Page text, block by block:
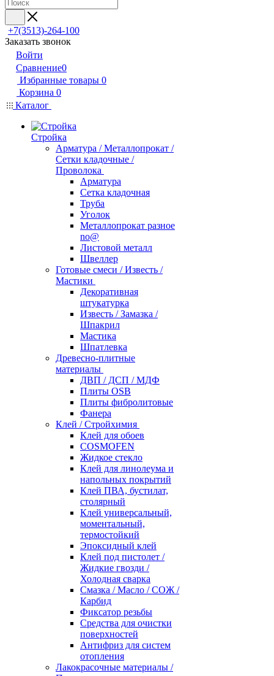
+7(3513)-264-100
Заказать звонок
Войти
Сравнение0
Избранные товары 0
Корзина 0
Каталог
Стройка
Арматура / Металлопрокат /
Сетки кладочные /
Проволока
Арматура
Сетка кладочная
Труба
Уголок
Металлопрокат разное
no@
Листовой металл
Швеллер
Готовые смеси / Известь /
Мастики
Декоративная
штукатурка
Известь / Замазка /
Шпакрил
Мастика
Шпатлевка
Древесно-плитные
материалы
ДВП / ДСП / МДФ
Плиты OSB
Плиты фибролитовые
Фанера
Клей / Стройхимия
Клей для обоев
COSMOFEN
Жидкое стекло
Клей для линолеума и
напольных покрытий
Клей ПВА, бустилат,
столярный
Клей универсальный,
моментальный,
термостойкий
Эпоксидный клей
Клей под пистолет /
Жидкие гвозди /
Холодная сварка
Смазка / Масло / СОЖ /
Карбид
Фиксатор резьбы
Средства для очистки
поверхностей
Антифриз для систем
отопления
Лакокрасочные материалы /